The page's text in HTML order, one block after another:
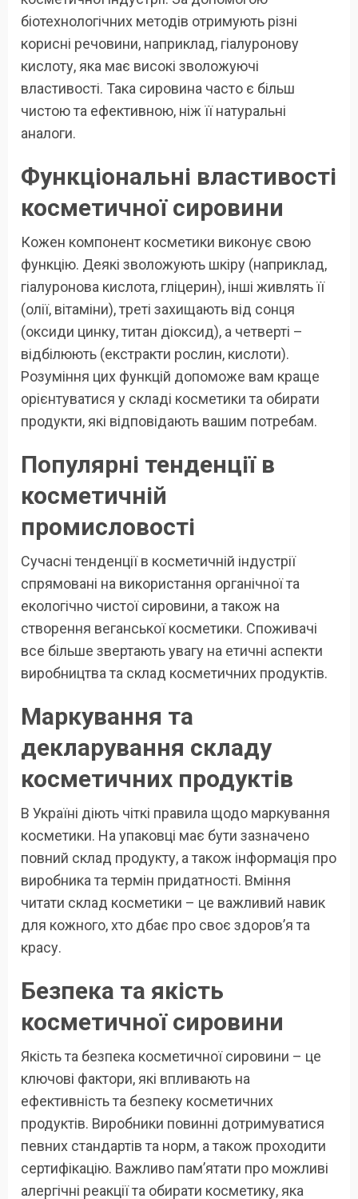
біотехнологічних методів отримують різні
корисні речовини, наприклад, гіалуронову
кислоту, яка має високі зволожуючі
властивості. Така сировина часто є більш
чистою та ефективною, ніж її натуральні
аналоги.
Функціональні властивості
косметичної сировини
Кожен компонент косметики виконує свою
функцію. Деякі зволожують шкіру (наприклад,
гіалуронова кислота, гліцерин), інші живлять її
(олії, вітаміни), треті захищають від сонця
(оксиди цинку, титан діоксид), а четверті –
відбілюють (екстракти рослин, кислоти).
Розуміння цих функцій допоможе вам краще
орієнтуватися у складі косметики та обирати
продукти, які відповідають вашим потребам.
Популярні тенденції в
косметичній
промисловості
Сучасні тенденції в косметичній індустрії
спрямовані на використання органічної та
екологічно чистої сировини, а також на
створення веганської косметики. Споживачі
все більше звертають увагу на етичні аспекти
виробництва та склад косметичних продуктів.
Маркування та
декларування складу
косметичних продуктів
В Україні діють чіткі правила щодо маркування
косметики. На упаковці має бути зазначено
повний склад продукту, а також інформація про
виробника та термін придатності. Вміння
читати склад косметики – це важливий навик
для кожного, хто дбає про своє здоров’я та
красу.
Безпека та якість
косметичної сировини
Якість та безпека косметичної сировини – це
ключові фактори, які впливають на
ефективність та безпеку косметичних
продуктів. Виробники повинні дотримуватися
певних стандартів та норм, а також проходити
сертифікацію. Важливо пам’ятати про можливі
алергічні реакції та обирати косметику, яка